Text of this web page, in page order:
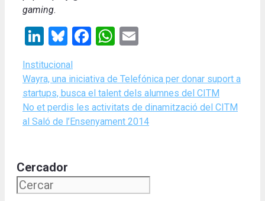
gaming.
LinkedIn
Bluesky
Facebook
WhatsApp
Categories
Institucional
Wayra, una iniciativa de Telefónica per donar suport a
startups, busca el talent dels alumnes del CITM
No et perdis les activitats de dinamització del CITM
al Saló de l’Ensenyament 2014
Cercador